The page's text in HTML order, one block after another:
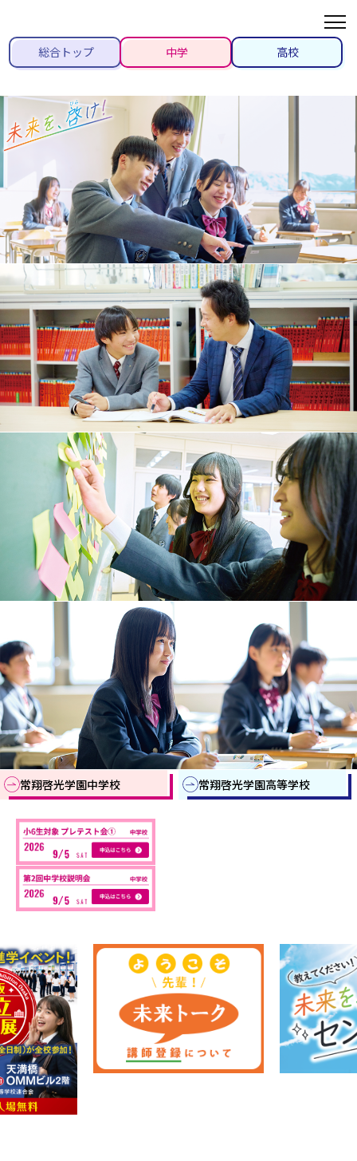
総合トップ 中学 高校
常翔啓光学園中学校 常翔啓光学園高等学校